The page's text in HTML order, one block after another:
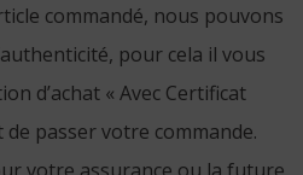
commandé, nous pouvons
pour cela il vous
d’achat « Avec Certificat
de passer votre commande.